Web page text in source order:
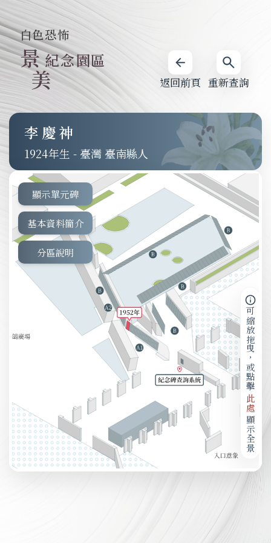
重新查詢
返回前頁
白色恐怖
景
美
紀念園區
李慶神
1924 - 臺灣 臺南縣人
顯示單元碑
基本資料簡介
分區說明
可縮放拖曳，或點擊
此處
顯示全景